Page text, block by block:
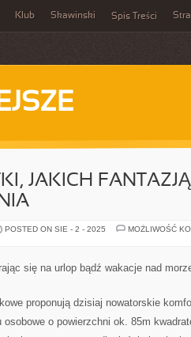
Klub Skawinski Spis Treści
JAKICH FANTAZJĄ
POSTED ON SIE - 2 - 2025
MOŻLIWOŚĆ
się na urlop bądź wakacje nad
proponują dzisiaj nowatorskie
o powierzchni ok. 85m